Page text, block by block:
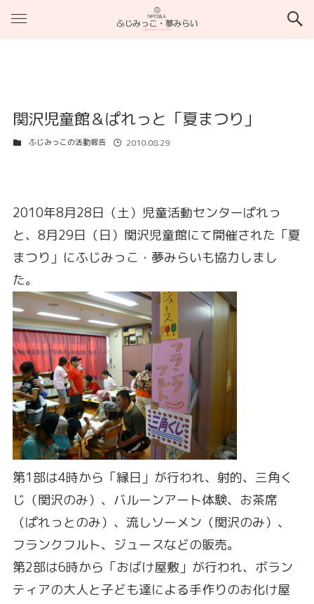
関沢児童館＆ぱれっと「夏まつり」
ふじみっこの活動報告 2010.08.29
2010年8月28日（土）児童活動センターぱれっ
と、8月29日（日）関沢児童館にて開催された「夏
まつり」にふじみっこ・夢みらいも協力しまし
た。
第1部は4時から「縁日」が行われ、射的、三角く
じ（関沢のみ）、バルーンアート体験、お茶席
（ぱれっとのみ）、流しソーメン（関沢のみ）、
フランクフルト、ジュースなどの販売。
第2部は6時から「おばけ屋敷」が行われ、ボラン
ティアの大人と子ども達による手作りのお化け屋